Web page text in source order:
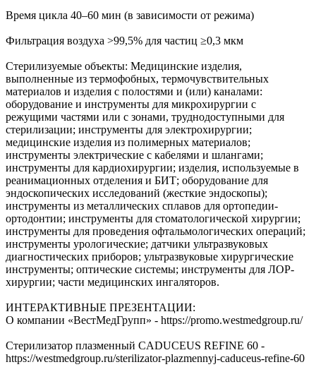
Время цикла 40–60 мин (в зависимости от режима)
Фильтрация воздуха >99,5% для частиц ≥0,3 мкм
Стерилизуемые объекты: Медицинские изделия,
выполненные из термофобных, термочувствительных
материалов и изделия с полостями и (или) каналами:
оборудование и инструменты для микрохирургии с
режущими частями или с зонами, труднодоступными для
стерилизации; инструменты для электрохирургии;
медицинские изделия из полимерных материалов;
инструменты электрические с кабелями и шлангами;
инструменты для кардиохирургии; изделия, используемые в
реанимационных отделения и БИТ; оборудование для
эндоскопических исследований (жесткие эндоскопы);
инструменты из металлических сплавов для ортопедии-
ортодонтии; инструменты для стоматологической хирургии;
инструменты для проведения офтальмологических операций;
инструменты урологические; датчики ультразвуковых
диагностических приборов; ультразвуковые хирургические
инструменты; оптические системы; инструменты для ЛОР-
хирургии; части медицинских ингаляторов.
ИНТЕРАКТИВНЫЕ ПРЕЗЕНТАЦИИ:
​О компании «ВестМедГрупп» - https://promo.westmedgroup.ru/
Стерилизатор плазменный CADUCEUS REFINE 60 -
https://westmedgroup.ru/sterilizator-plazmennyj-caduceus-refine-60